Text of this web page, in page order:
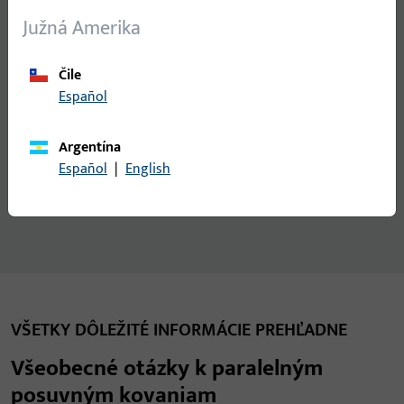
VŠETKY DÔLEŽITÉ INFORMÁCIE PREHĽADNE
Všeobecné otázky k paralelným
posuvným kovaniam
Južná Amerika
Čile
Español
Argentína
Español | English